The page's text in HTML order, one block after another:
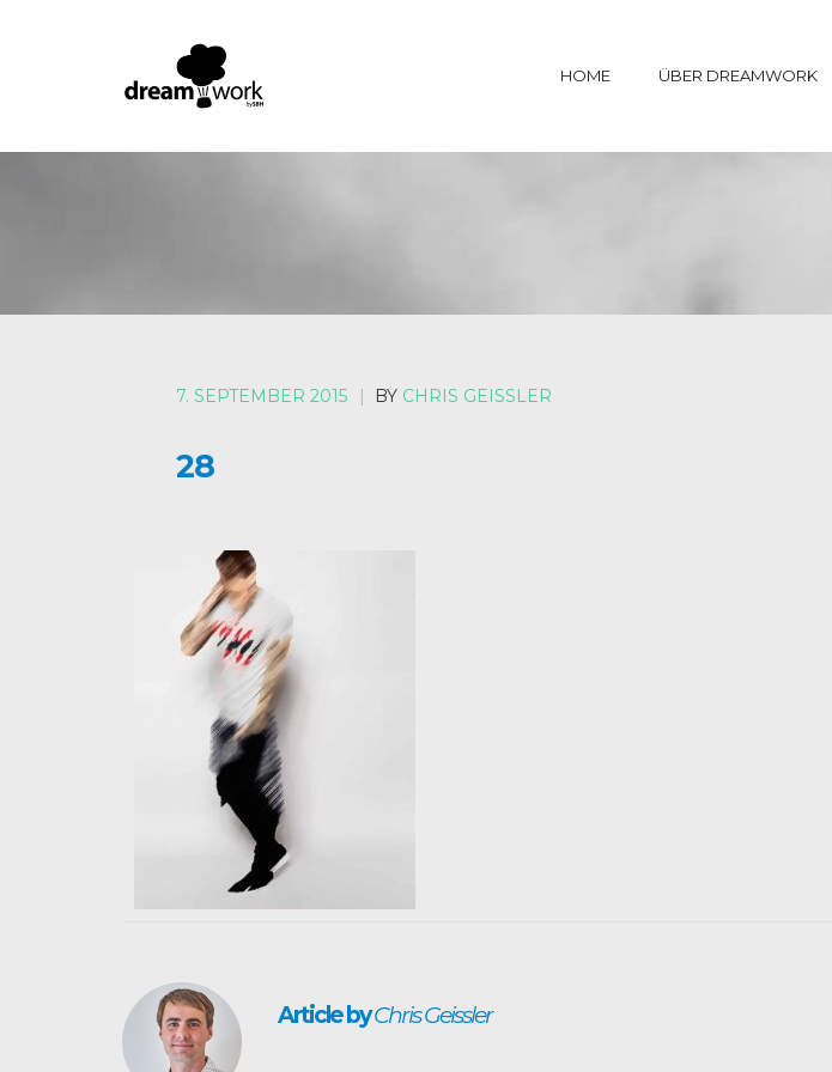
HOME ÜBER DREAMWORK
7. SEPTEMBER 2015 | BY CHRIS GEISSLER
28
Article byChris Geissler